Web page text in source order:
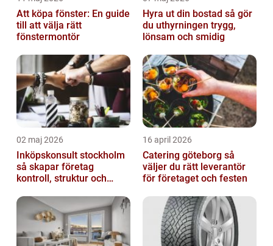
Att köpa fönster: En guide
till att välja rätt
fönstermontör
Hyra ut din bostad så gör
du uthyrningen trygg,
lönsam och smidig
02 maj 2026
Inköpskonsult stockholm
så skapar företag
kontroll, struktur och
16 april 2026
Catering göteborg så
väljer du rätt leverantör
för företaget och festen